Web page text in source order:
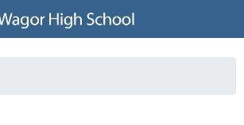
Jump to navigation